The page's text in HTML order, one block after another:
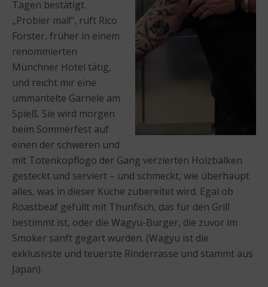
Tagen bestätigt.
„Probier mal!“, ruft Rico
Forster, früher in einem
renommierten
Münchner Hotel tätig,
und reicht mir eine
ummantelte Garnele am
Spieß. Sie wird morgen
beim Sommerfest auf
einen der schweren und
mit Totenkopflogo der Gang verzierten Holzbalken
gesteckt und serviert – und schmeckt, wie überhaupt
alles, was in dieser Küche zubereitet wird. Egal ob
Roastbeaf gefüllt mit Thunfisch, das für den Grill
bestimmt ist, oder die Wagyu-Burger, die zuvor im
Smoker sanft gegart wurden. (Wagyu ist die
exklusivste und teuerste Rinderrasse und stammt aus
Japan).